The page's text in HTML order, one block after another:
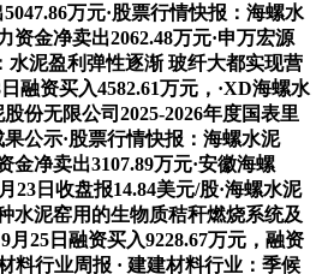
万元·股票行情快报：海螺水
资金净卖出2062.48万元·申万宏源
水泥盈利弹性逐渐 玻纤大都实现营
融资买入4582.61万元，·XD海螺水
份无限公司2025-2026年度国表里
公示·股票行情快报：海螺水泥
金净卖出3107.89万元·安徽海螺
23日收盘报14.84美元/股·海螺水泥
水泥窑用的生物质秸秆燃烧系统及
月25日融资买入9228.67万元，融资
料行业周报 · 建建材料行业：季候